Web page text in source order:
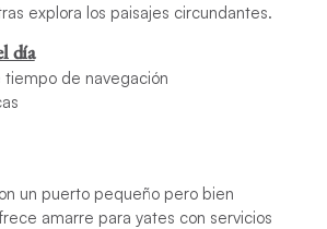
explora los paisajes circundantes.
día
de navegación
un puerto pequeño pero bien
amarre para yates con servicios